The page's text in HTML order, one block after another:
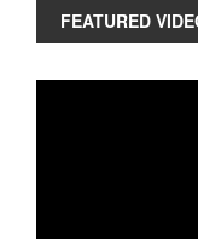
FEATURED